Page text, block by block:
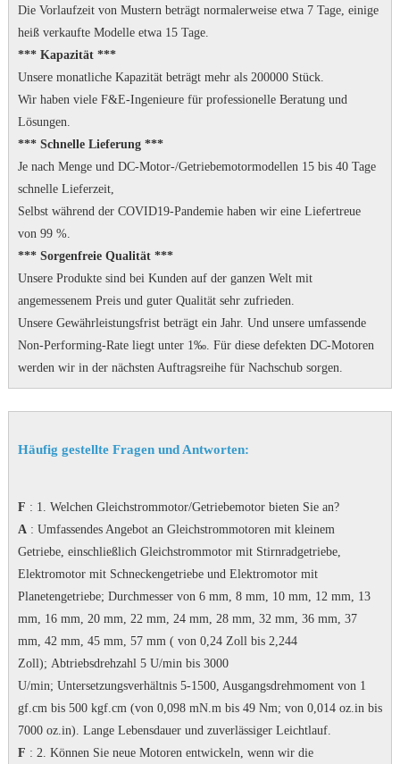
Die Vorlaufzeit von Mustern beträgt normalerweise etwa 7 Tage, einige
heiß verkaufte Modelle etwa 15 Tage.
*** Kapazität ***
Unsere monatliche Kapazität beträgt mehr als 200000 Stück.
Wir haben viele F&E-Ingenieure für professionelle Beratung und
Lösungen.
*** Schnelle Lieferung ***
Je nach Menge und DC-Motor-/Getriebemotormodellen 15 bis 40 Tage
schnelle Lieferzeit,
Selbst während der COVID19-Pandemie haben wir eine Liefertreue
von 99 %.
*** Sorgenfreie Qualität ***
Unsere Produkte sind bei Kunden auf der ganzen Welt mit
angemessenem Preis und guter Qualität sehr zufrieden.
Unsere Gewährleistungsfrist beträgt ein Jahr. Und unsere umfassende
Non-Performing-Rate liegt unter 1‰. Für diese defekten DC-Motoren
werden wir in der nächsten Auftragsreihe für Nachschub sorgen.
Häufig gestellte Fragen und Antworten:
F : 1. Welchen Gleichstrommotor/Getriebemotor bieten Sie an?
A: Umfassendes Angebot an Gleichstrommotoren mit kleinem
Getriebe, einschließlich Gleichstrommotor mit Stirnradgetriebe,
Elektromotor mit Schneckengetriebe und Elektromotor mit
Planetengetriebe; Durchmesser von 6 mm, 8 mm, 10 mm, 12 mm, 13
mm, 16 mm, 20 mm, 22 mm, 24 mm, 28 mm, 32 mm, 36 mm, 37
mm, 42 mm, 45 mm, 57 mm ( von 0,24 Zoll bis 2,244
Zoll); Abtriebsdrehzahl 5 U/min bis 3000
U/min; Untersetzungsverhältnis 5-1500, Ausgangsdrehmoment von 1
gf.cm bis 500 kgf.cm (von 0,098 mN.m bis 49 Nm; von 0,014 oz.in bis
7000 oz.in). Lange Lebensdauer und zuverlässiger Leichtlauf.
F : 2. Können Sie neue Motoren entwickeln, wenn wir die